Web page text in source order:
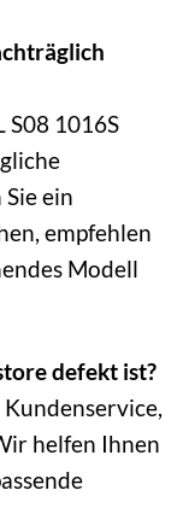
S08 1016S
ein
empfehlen
Modell
defekt ist?
helfen Ihnen